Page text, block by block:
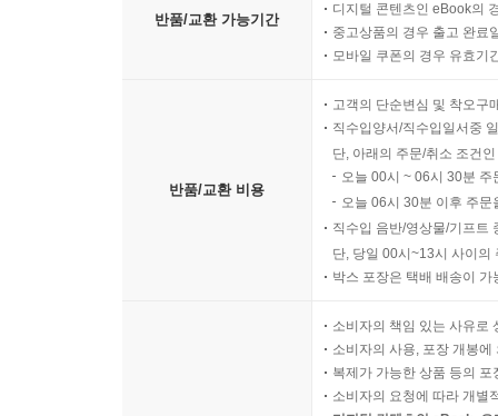
반품/교환 가능기간
디지털 콘텐츠인 eBook의
중고상품의 경우 출고 완료
모바일 쿠폰의 경우 유효기
반품/교환 비용
고객의 단순변심 및 착오구
직수입양서/직수입일서중
단, 아래의 주문/취소 조건
오늘 00시 ~ 06시 30분
오늘 06시 30분 이후 주
직수입 음반/영상물/기프트
단, 당일 00시~13시 사이의
박스 포장은 택배 배송이
소비자의 책임 있는 사유로
소비자의 사용, 포장 개봉
복제가 가능한 상품 등의
소비자의 요청에 따라 개별